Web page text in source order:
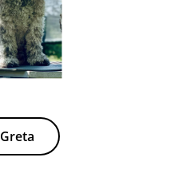
Greta